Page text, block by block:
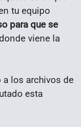
tu equipo
para que se
viene la
a los archivos de
esta